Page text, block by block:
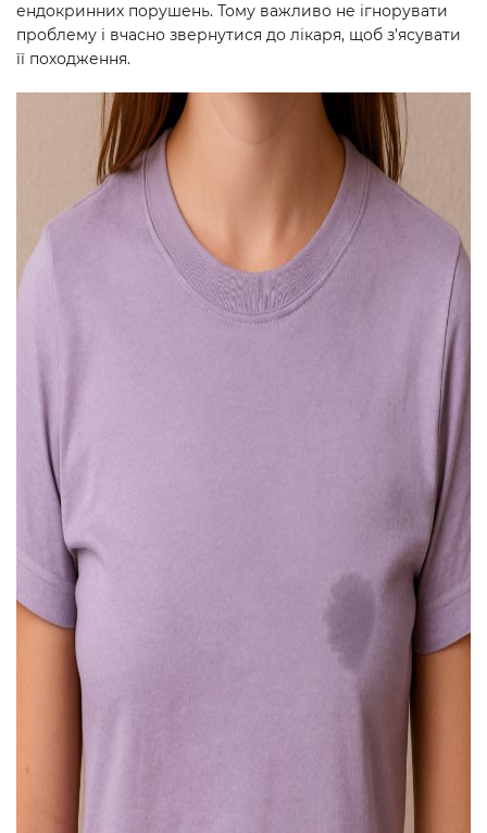
ендокринних порушень. Тому важливо не ігнорувати
проблему і вчасно звернутися до лікаря, щоб з’ясувати
її походження.